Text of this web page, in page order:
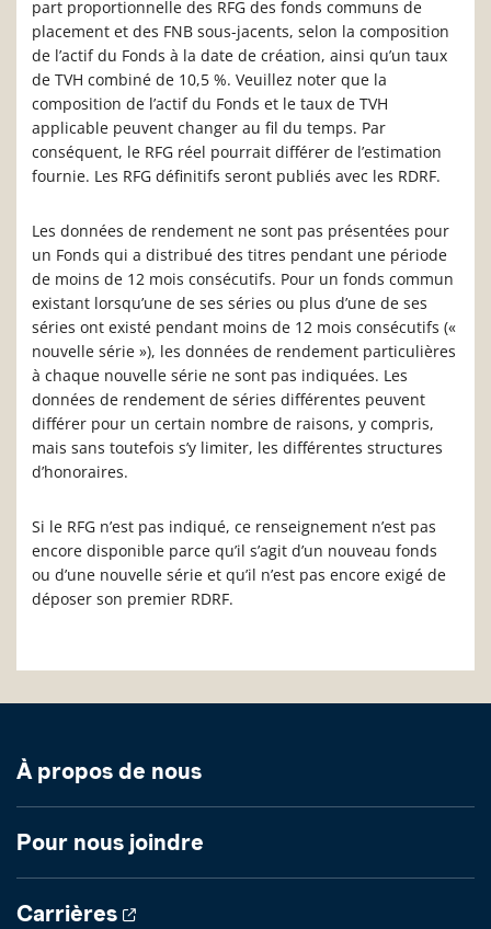
part proportionnelle des RFG des fonds communs de
placement et des FNB sous-jacents, selon la composition
de l’actif du Fonds à la date de création, ainsi qu’un taux
de TVH combiné de 10,5 %. Veuillez noter que la
composition de l’actif du Fonds et le taux de TVH
applicable peuvent changer au fil du temps. Par
conséquent, le RFG réel pourrait différer de l’estimation
fournie. Les RFG définitifs seront publiés avec les RDRF.
Les données de rendement ne sont pas présentées pour
un Fonds qui a distribué des titres pendant une période
de moins de 12 mois consécutifs. Pour un fonds commun
existant lorsqu’une de ses séries ou plus d’une de ses
séries ont existé pendant moins de 12 mois consécutifs («
nouvelle série »), les données de rendement particulières
à chaque nouvelle série ne sont pas indiquées. Les
données de rendement de séries différentes peuvent
différer pour un certain nombre de raisons, y compris,
mais sans toutefois s’y limiter, les différentes structures
d’honoraires.
Si le RFG n’est pas indiqué, ce renseignement n’est pas
encore disponible parce qu’il s’agit d’un nouveau fonds
ou d’une nouvelle série et qu’il n’est pas encore exigé de
déposer son premier RDRF.
À propos de nous
Pour nous joindre
Carrières